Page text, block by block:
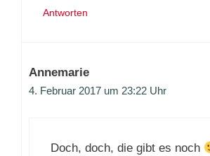
Antworten
Annemarie
4. Februar 2017 um 23:22 Uhr
Doch, doch, die gibt es noch